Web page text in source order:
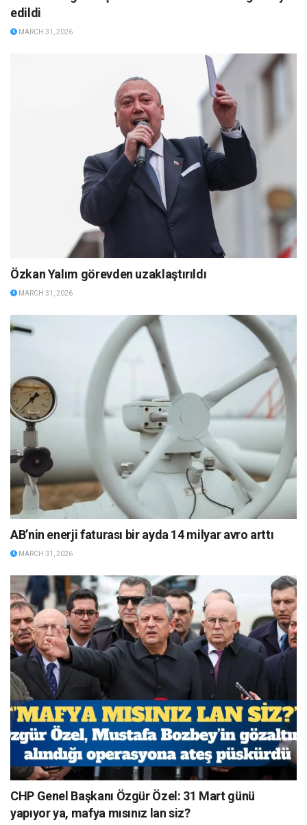
edildi
MARCH 31, 2026
Özkan Yalım görevden uzaklaştırıldı
MARCH 31, 2026
AB’nin enerji faturası bir ayda 14 milyar avro arttı
MARCH 31, 2026
CHP Genel Başkanı Özgür Özel: 31 Mart günü
yapıyor ya, mafya mısınız lan siz?